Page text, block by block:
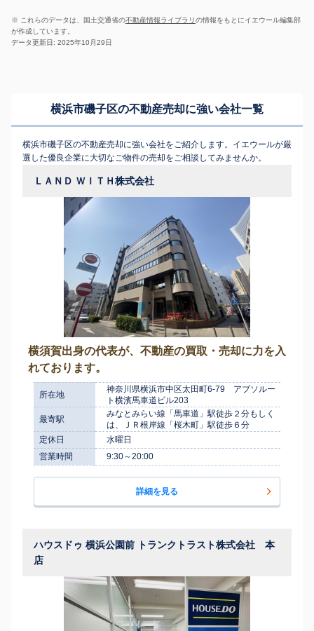
※ これらのデータは、国土交通省の不動産情報ライブラリの情報をもとにイエウール編集部
が作成しています。
データ更新日: 2025年10月29日
横浜市磯子区の不動産売却に強い会社一覧
横浜市磯子区の不動産売却に強い会社をご紹介します。イエウールが厳
選した優良企業に大切なご物件の売却をご相談してみませんか。
ＬＡＮＤ ＷＩＴＨ株式会社
横須賀出身の代表が、不動産の買取・売却に力を入
れております。
所在地
神奈川県横浜市中区太田町6-79 アブソルー
ト横濱馬車道ビル203
最寄駅
みなとみらい線「馬車道」駅徒歩２分もしく
は、ＪＲ根岸線「桜木町」駅徒歩６分
定休日
水曜日
営業時間
9:30～20:00
詳細を見る
ハウスドゥ 横浜公園前 トランクトラスト株式会社 本
店